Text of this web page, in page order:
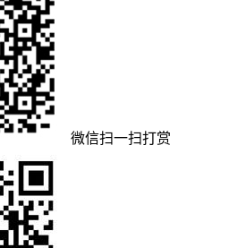
微信扫一扫打赏